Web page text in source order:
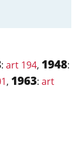
: art 194, 1948:
, 1963: art